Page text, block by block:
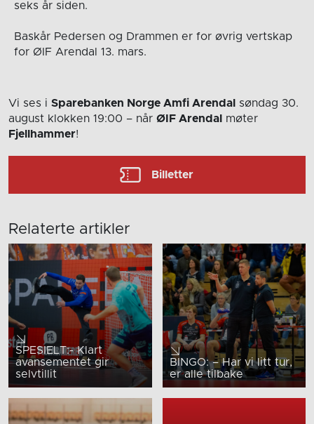
seks år siden.
Baskår Pedersen og Drammen er for øvrig vertskap
for ØIF Arendal 13. mars.
Vi ses i Sparebanken Norge Amfi Arendal
søndag 30.
august klokken 19:00 – når ØIF Arendal
møter
Fjellhammer!
Billetter
Relaterte artikler
SPESIELT:- Klart
avansementet gir
selvtillit
BINGO: – Har vi litt tur,
er alle tilbake